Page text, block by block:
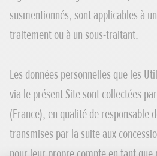
susmentionnés, sont applicables à
traitement ou à un sous-traitant.
Les données personnelles que les
via le présent Site sont collectées
(France), en qualité de responsable
transmises par la suite aux